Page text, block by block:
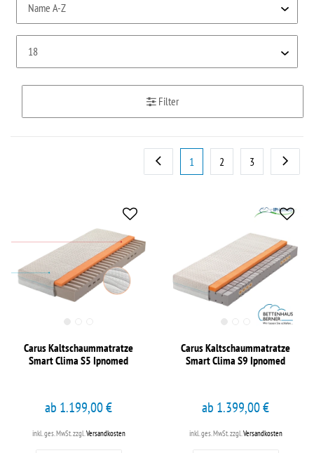
Filter
1 2 3
Carus Kaltschaummatratze
Smart Clima S5 Ipnomed
ab 1.199,00 €
inkl. ges. MwSt.zzgl.Versandkosten
Carus Kaltschaummatratze
Smart Clima S9 Ipnomed
ab 1.399,00 €
inkl. ges. MwSt.zzgl.Versandkosten